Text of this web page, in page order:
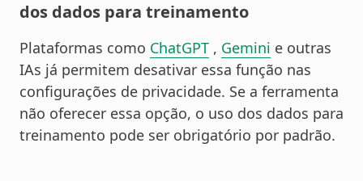
dos dados para treinamento
Plataformas como ChatGPT , Gemini e outras
IAs já permitem desativar essa função nas
configurações de privacidade. Se a ferramenta
não oferecer essa opção, o uso dos dados para
treinamento pode ser obrigatório por padrão.